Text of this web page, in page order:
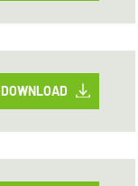
DOWNLOAD